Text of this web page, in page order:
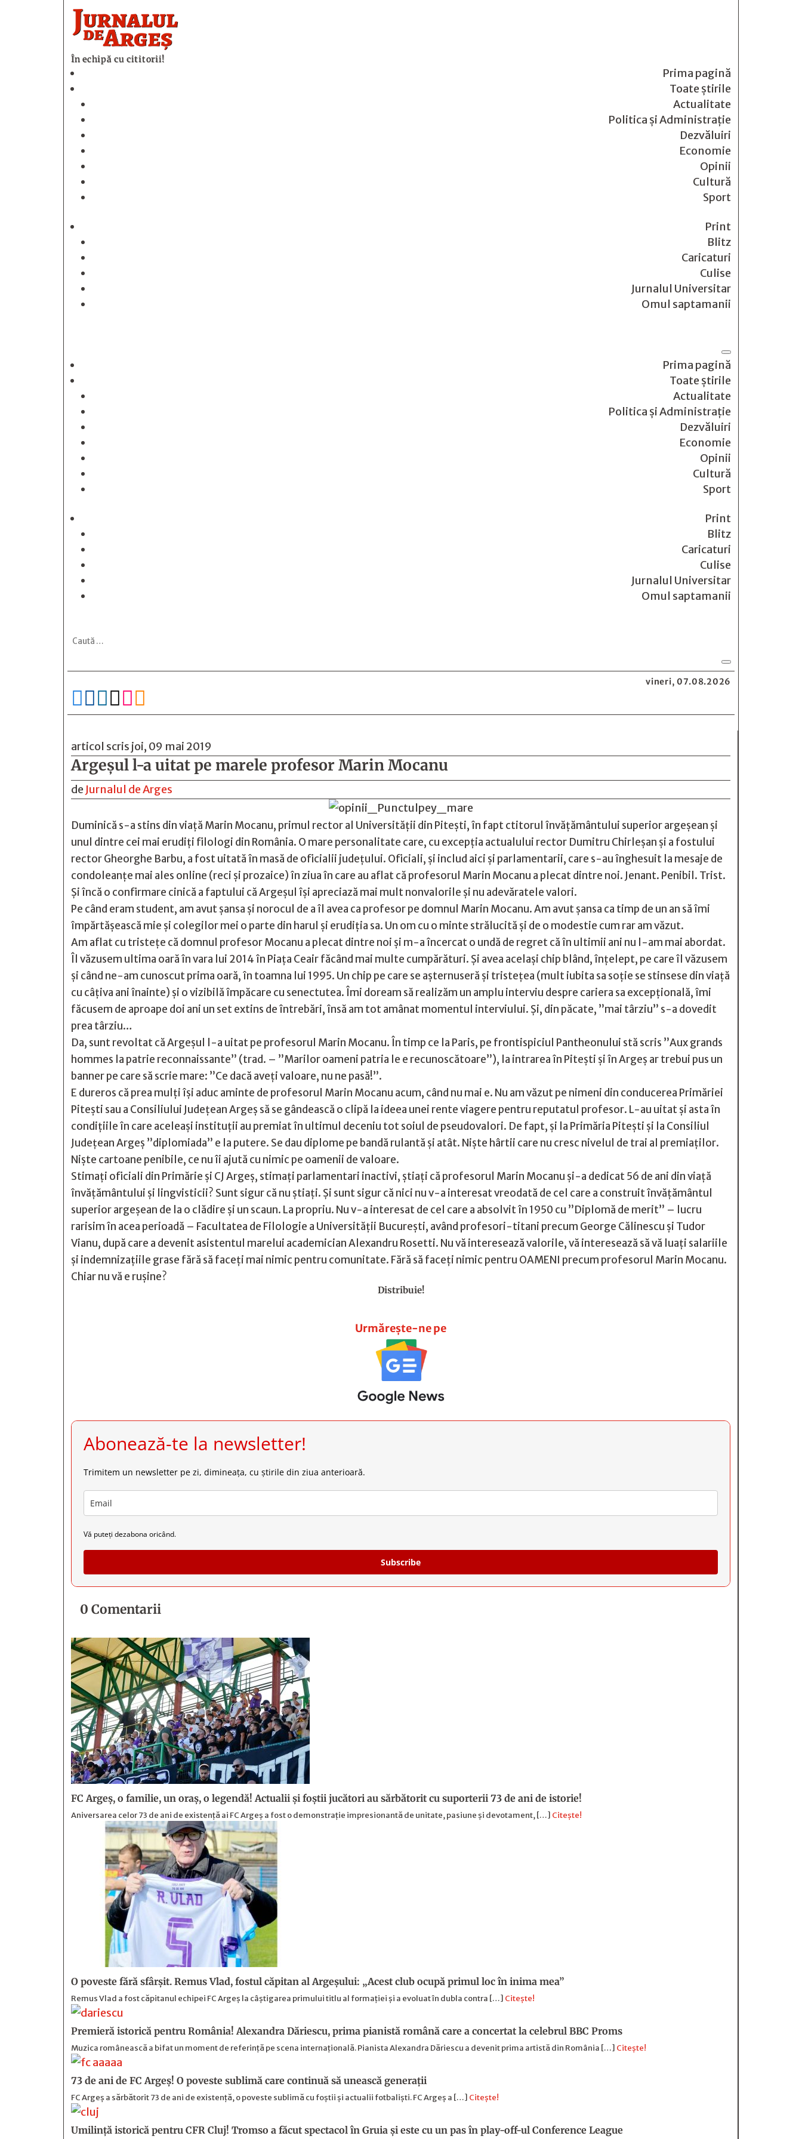
În echipă cu cititorii!
Prima pagină
Toate știrile
Actualitate
Politica și Administrație
Dezvăluiri
Economie
Opinii
Cultură
Sport
Print
Blitz
Caricaturi
Culise
Jurnalul Universitar
Omul saptamanii
Prima pagină
Toate știrile
Actualitate
Politica și Administrație
Dezvăluiri
Economie
Opinii
Cultură
Sport
Print
Blitz
Caricaturi
Culise
Jurnalul Universitar
Omul saptamanii
vineri, 07.08.2026

articol scris joi, 09 mai 2019
Argeşul l-a uitat pe marele profesor Marin Mocanu
de Jurnalul de Arges
Duminică s-a stins din viață Marin Mocanu, primul rector al Universității din Pitești, în fapt ctitorul învățământului superior argeșean și
unul dintre cei mai erudiți filologi din România. O mare personalitate care, cu excepția actualului rector Dumitru Chirleșan și a fostului
rector Gheorghe Barbu, a fost uitată în masă de oficialii județului. Oficiali, și includ aici și parlamentarii, care s-au înghesuit la mesaje de
condoleanțe mai ales online (reci și prozaice) în ziua în care au aflat că profesorul Marin Mocanu a plecat dintre noi. Jenant. Penibil. Trist.
Și încă o confirmare cinică a faptului că Argeșul își apreciază mai mult nonvalorile și nu adevăratele valori.
Pe când eram student, am avut șansa și norocul de a îl avea ca profesor pe domnul Marin Mocanu. Am avut șansa ca timp de un an să îmi
împărtășească mie și colegilor mei o parte din harul și erudiția sa. Un om cu o minte strălucită și de o modestie cum rar am văzut.
Am aflat cu tristețe că domnul profesor Mocanu a plecat dintre noi și m-a încercat o undă de regret că în ultimii ani nu l-am mai abordat.
Îl văzusem ultima oară în vara lui 2014 în Piața Ceair făcând mai multe cumpărături. Și avea același chip blând, înțelept, pe care îl văzusem
și când ne-am cunoscut prima oară, în toamna lui 1995. Un chip pe care se așternuseră și tristețea (mult iubita sa soție se stinsese din viață
cu câțiva ani înainte) și o vizibilă împăcare cu senectutea. Îmi doream să realizăm un amplu interviu despre cariera sa excepțională, îmi
făcusem de aproape doi ani un set extins de întrebări, însă am tot amânat momentul interviului. Și, din păcate, ”mai târziu” s-a dovedit
prea târziu…
Da, sunt revoltat că Argeșul l-a uitat pe profesorul Marin Mocanu. În timp ce la Paris, pe frontispiciul Pantheonului stă scris ”Aux grands
hommes la patrie reconnaissante” (trad. – ”Marilor oameni patria le e recunoscătoare”), la intrarea în Pitești și în Argeș ar trebui pus un
banner pe care să scrie mare: ”Ce dacă aveți valoare, nu ne pasă!”.
E dureros că prea mulți își aduc aminte de profesorul Marin Mocanu acum, când nu mai e. Nu am văzut pe nimeni din conducerea Primăriei
Pitești sau a Consiliului Județean Argeș să se gândească o clipă la ideea unei rente viagere pentru reputatul profesor. L-au uitat și asta în
condițiile în care aceleași instituții au premiat în ultimul deceniu tot soiul de pseudovalori. De fapt, și la Primăria Pitești și la Consiliul
Județean Argeș ”diplomiada” e la putere. Se dau diplome pe bandă rulantă și atât. Niște hârtii care nu cresc nivelul de trai al premiaților.
Niște cartoane penibile, ce nu îi ajută cu nimic pe oamenii de valoare.
Stimați oficiali din Primărie și CJ Argeș, stimați parlamentari inactivi, știați că profesorul Marin Mocanu și-a dedicat 56 de ani din viață
învățământului și lingvisticii? Sunt sigur că nu știați. Și sunt sigur că nici nu v-a interesat vreodată de cel care a construit învățământul
superior argeșean de la o clădire și un scaun. La propriu. Nu v-a interesat de cel care a absolvit în 1950 cu ”Diplomă de merit” – lucru
rarisim în acea perioadă – Facultatea de Filologie a Universității București, având profesori-titani precum George Călinescu și Tudor
Vianu, după care a devenit asistentul marelui academician Alexandru Rosetti. Nu vă interesează valorile, vă interesează să vă luați salariile
și indemnizațiile grase fără să faceți mai nimic pentru comunitate. Fără să faceți nimic pentru OAMENI precum profesorul Marin Mocanu.
Chiar nu vă e rușine?
Distribuie!
Urmărește-ne pe
Abonează-te la newsletter!
Trimitem un newsletter pe zi, dimineața, cu știrile din ziua anterioară.
Vă puteți dezabona oricând.
Subscribe
0 Comentarii
FC Argeş, o familie, un oraș, o legendă! Actualii şi foştii jucători au sărbătorit cu suporterii 73 de ani de istorie!
Aniversarea celor 73 de ani de existență ai FC Argeș a fost o demonstrație impresionantă de unitate, pasiune și devotament, […] Citește!
O poveste fără sfârşit. Remus Vlad, fostul căpitan al Argeşului: „Acest club ocupă primul loc în inima mea”
Remus Vlad a fost căpitanul echipei FC Argeș la câștigarea primului titlu al formației și a evoluat în dubla contra […] Citește!
Premieră istorică pentru România! Alexandra Dăriescu, prima pianistă română care a concertat la celebrul BBC Proms
Muzica românească a bifat un moment de referință pe scena internațională. Pianista Alexandra Dăriescu a devenit prima artistă din România […] Citește!
73 de ani de FC Argeş! O poveste sublimă care continuă să unească generaţii
FC Argeș a sărbătorit 73 de ani de existență, o poveste sublimă cu foștii și actualii fotbaliști. FC Argeș a […] Citește!
Umilință istorică pentru CFR Cluj! Tromso a făcut spectacol în Gruia și este cu un pas în play-off-ul Conference League